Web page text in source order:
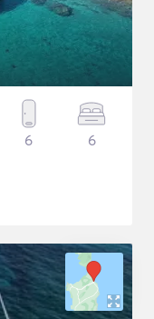
6 6